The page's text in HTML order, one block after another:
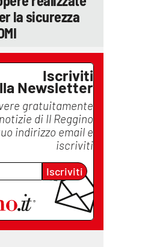
la sicurezza
Iscriviti
Newsletter
gratuitamente
di Il Reggino
indirizzo email e
iscriviti
Iscriviti